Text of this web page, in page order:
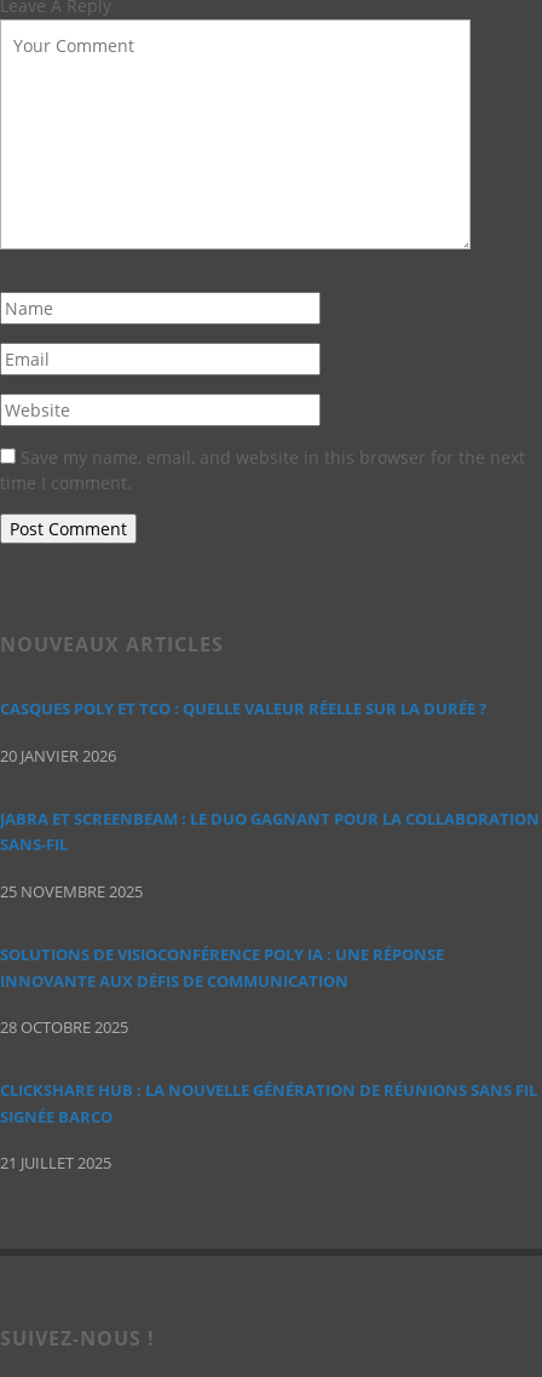
Leave A Reply
Save my name, email, and website in this browser for the next
time I comment.
NOUVEAUX ARTICLES
CASQUES POLY ET TCO : QUELLE VALEUR RÉELLE SUR LA DURÉE ?
20 JANVIER 2026
JABRA ET SCREENBEAM : LE DUO GAGNANT POUR LA COLLABORATION
SANS‑FIL
25 NOVEMBRE 2025
SOLUTIONS DE VISIOCONFÉRENCE POLY IA : UNE RÉPONSE
INNOVANTE AUX DÉFIS DE COMMUNICATION
28 OCTOBRE 2025
CLICKSHARE HUB : LA NOUVELLE GÉNÉRATION DE RÉUNIONS SANS FIL
SIGNÉE BARCO
21 JUILLET 2025
SUIVEZ-NOUS !